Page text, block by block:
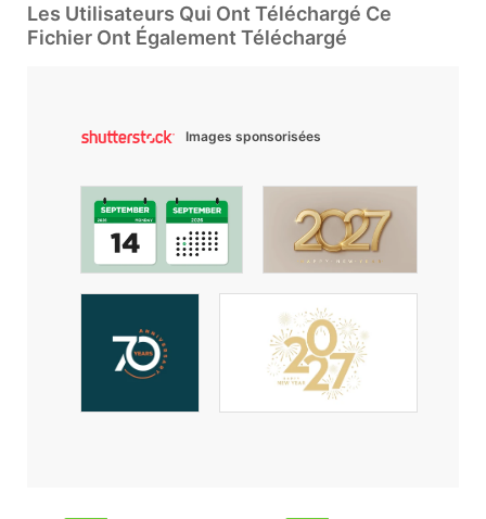
Les Utilisateurs Qui Ont Téléchargé Ce
Fichier Ont Également Téléchargé
Images sponsorisées